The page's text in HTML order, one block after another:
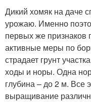
Дикий хомяк на даче
урожаю. Именно
первых же признаков
активные меры по
страдает грунт
ходы и норы. Одна
глубина – до 2 м. Все
выращивание